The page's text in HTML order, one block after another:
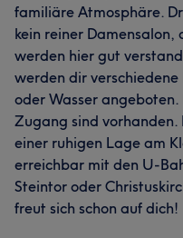
familiäre Atmosphäre.
kein reiner Damensalon,
werden hier gut
werden dir
oder Wasser
Zugang sind vorhanden.
einer ruhigen Lage am
erreichbar mit den U-
Steintor oder
freut sich schon auf dich!